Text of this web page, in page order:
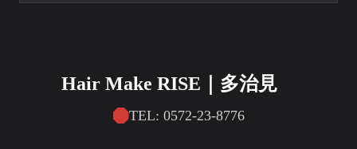
Hair Make RISE｜多治見
TEL: 0572-23-8776